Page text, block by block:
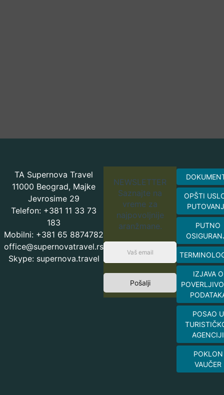
TA Supernova Travel
11000 Beograd, Majke
Jevrosime 29
Telefon: +381 11 33 73
183
Mobilni: +381 65 8874782
office@supernovatravel.rs
Skype: supernova.travel
NEWSLETTER
Saznajte na
vreme za
najpovoljnije
aranžmane.
Pošalji
OPŠTI
PUTNO
IZJAVA O
POSAO U
AGENCIJI
POKLON
VAUČER